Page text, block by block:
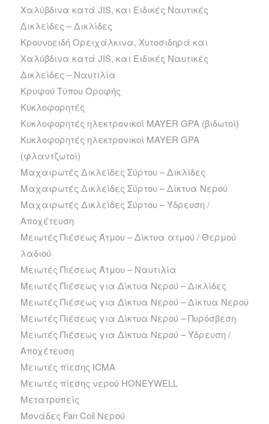
Χαλύβδινα κατά JIS, και Ειδικές Ναυτικές
Δικλείδες – Δικλίδες
Κρουνοειδή Ορειχάλκινα, Χυτοσιδηρά και
Χαλύβδινα κατά JIS, και Ειδικές Ναυτικές
Δικλείδες – Ναυτιλία
Κρυφού Τύπου Οροφής
Κυκλοφορητές
Κυκλοφορητές ηλεκτρονικοί MAYER GPA (βιδωτοί)
Κυκλοφορητές ηλεκτρονικοί MAYER GPA
(φλαντζωτοί)
Μαχαιρωτές Δικλείδες Σύρτου – Δικλίδες
Μαχαιρωτές Δικλείδες Σύρτου – Δίκτυα Νερού
Μαχαιρωτές Δικλείδες Σύρτου – Ύδρευση /
Αποχέτευση
Μειωτές Πιέσεως Άτμου – Δίκτυα ατμού / Θερμού
λαδιού
Μειωτές Πιέσεως Άτμου – Ναυτιλία
Μειωτές Πιέσεως για Δίκτυα Νερού – Δικλίδες
Μειωτές Πιέσεως για Δίκτυα Νερού – Δίκτυα Νερού
Μειωτές Πιέσεως για Δίκτυα Νερού – Πυρόσβεση
Μειωτές Πιέσεως για Δίκτυα Νερού – Ύδρευση /
Αποχέτευση
Μειωτές πίεσης ICMA
Μειωτές πίεσης νερού HONEYWELL
Μετατροπείς
Μονάδες Fan Coil Νερού